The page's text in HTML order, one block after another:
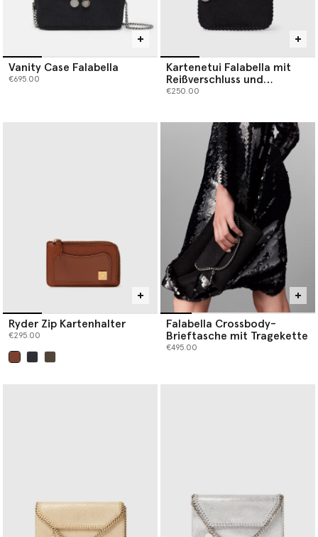
Vanity Case Falabella
€695.00
Kartenetui Falabella mit
Reißverschluss und
Schlüsselanhänger
€250.00
Ryder Zip Kartenhalter
€295.00
Falabella Crossbody-
Brieftasche mit Tragekette
€495.00